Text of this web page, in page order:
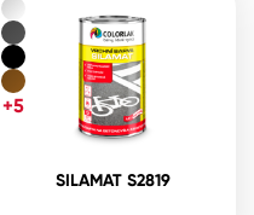
SILAMAT S2819
+5